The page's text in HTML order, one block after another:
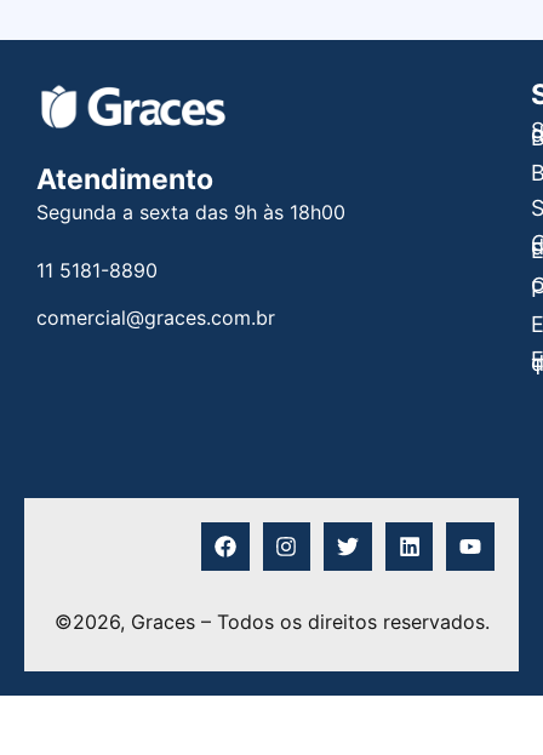
Atendimento
Segunda a sexta das 9h às 18h00
11 5181-8890
comercial@graces.com.br
©2026, Graces – Todos os direitos reservados.